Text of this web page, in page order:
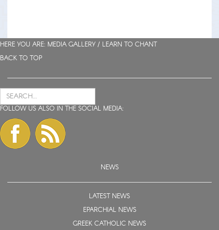
HERE YOU ARE: MEDIA GALLERY / LEARN TO CHANT
BACK TO TOP
FOLLOW US ALSO IN THE SOCIAL MEDIA:
NEWS
LATEST NEWS
EPARCHIAL NEWS
GREEK CATHOLIC NEWS